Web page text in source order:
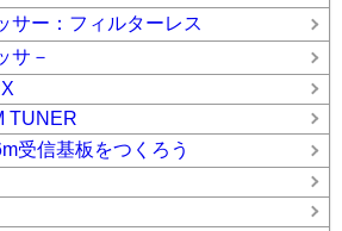
サー：フィルターレス
サ－
TUNER
受信基板をつくろう